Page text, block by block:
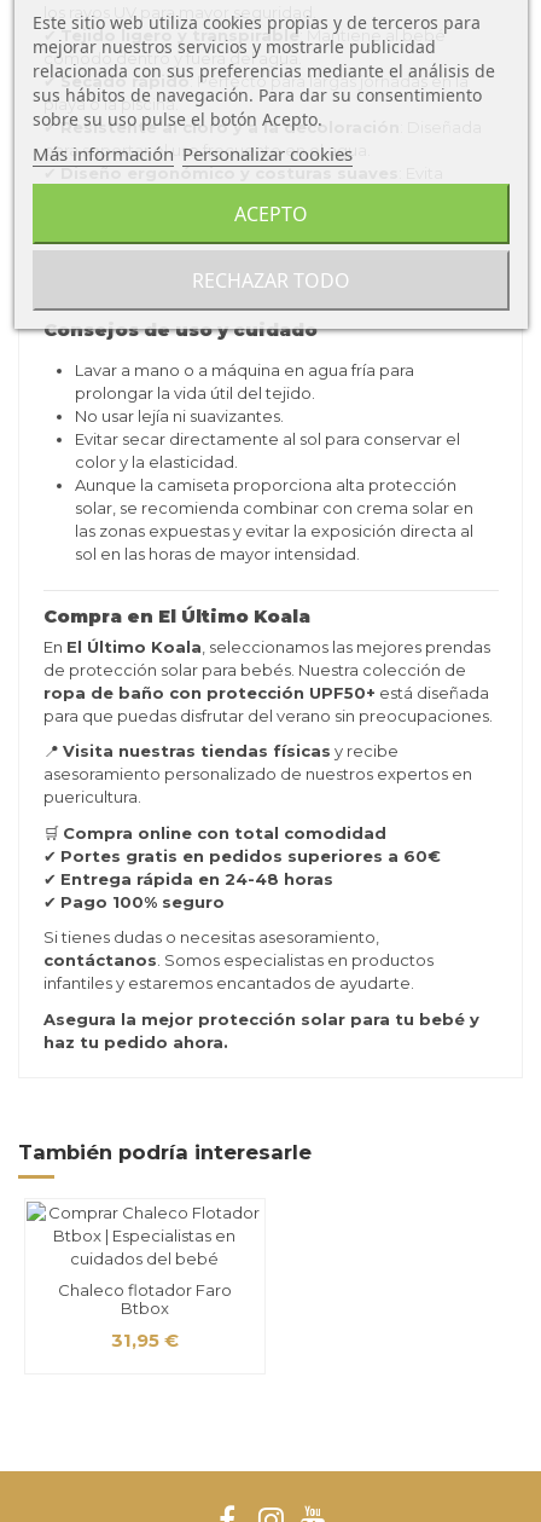
los rayos UV para mayor seguridad.
✔Tejido ligero y transpirable: Mantiene al bebé
cómodo dentro y fuera del agua.
✔Secado rápido: Perfecto para largas jornadas en la
playa o la piscina.
✔Resistente al cloro y a la decoloración
para soportar el uso frecuente en el agua.
✔Diseño ergonómico y costuras suaves
S (6-12 meses)→ Estatura aproximada: 76 cm
Consejos de uso y cuidado
Lavar a mano o a máquina en agua fría para
prolongar la vida útil del tejido.
No usar lejía ni suavizantes.
Evitar secar directamente al sol para conservar el
color y la elasticidad.
Aunque la camiseta proporciona alta protección
solar, se recomienda combinar con crema solar en
las zonas expuestas y evitar la exposición directa al
sol en las horas de mayor intensidad.
Compra en El Último Koala
En El Último Koala , seleccionamos las mejores prendas
de protección solar para bebés. Nuestra colección de
ropa de baño con protección UPF50+ está diseñada
para que puedas disfrutar del verano sin preocupaciones.
📍 Visita nuestras tiendas físicas y recibe
asesoramiento personalizado de nuestros expertos en
puericultura.
🛒 Compra online con total comodidad
✔ Portes gratis en pedidos superiores a 60€
✔ Entrega rápida en 24-48 horas
✔ Pago 100% seguro
Si tienes dudas o necesitas asesoramiento,
contáctanos . Somos especialistas en productos
infantiles y estaremos encantados de ayudarte.
Asegura la mejor protección solar para tu bebé y
haz tu pedido ahora.
También podría interesarle
Chaleco flotador Faro
Btbox
31,95 €
Este sitio web utiliza cookies propias y de terceros para
mejorar nuestros servicios y mostrarle publicidad
relacionada con sus preferencias mediante el análisis de
sus hábitos de navegación. Para dar su consentimiento
sobre su uso pulse el botón Acepto.
Más información Personalizar cookies
RECHAZAR TODO
ACEPTO